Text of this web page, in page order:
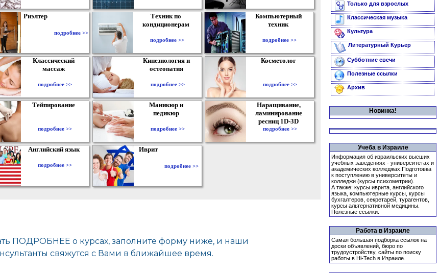
Риэлтер
подробнее >>
Техник по
кондиционерам
подробнее >>
Компьютерный
техник
подробнее >>
Классический
массаж
подробнее >>
Кинезиология и
остеопатия
подробнее >>
Косметолог
подробнее >>
Тейпирование
подробнее >>
Маникюр и
педикюр
подробнее >>
Наращивание,
ламинирование
ресниц 1D-3D
подробнее >>
Английский язык
подробнее >>
Иврит
подробнее >>
Только для взрослых
Классическая музыка
Культура
Литературный Курьер
Субботние свечи
Полезные ссылки
Архив
Новинка!
Учеба в Израиле
Информация об израильских высших
учебных заведениях - университетах и
академических колледжах.Подготовка
к поступлению в университеты и
колледжи (курсы психометрии).
А также: курсы иврита, английского
языка, компьютерные курсы, курсы
бухгалтеров, секретарей, турагентов,
курсы альтернативной медицины.
Полезные ссылки.
Работа в Израиле
Самая большая подборка ссылок на
доски объявлений, бюро по
трудоустройству, сайты по поиску
работы в Hi-Tech в Израиле.